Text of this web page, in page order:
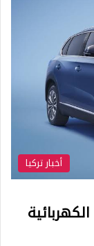
أخبار تركيا